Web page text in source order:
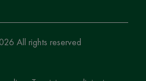
All rights reserved